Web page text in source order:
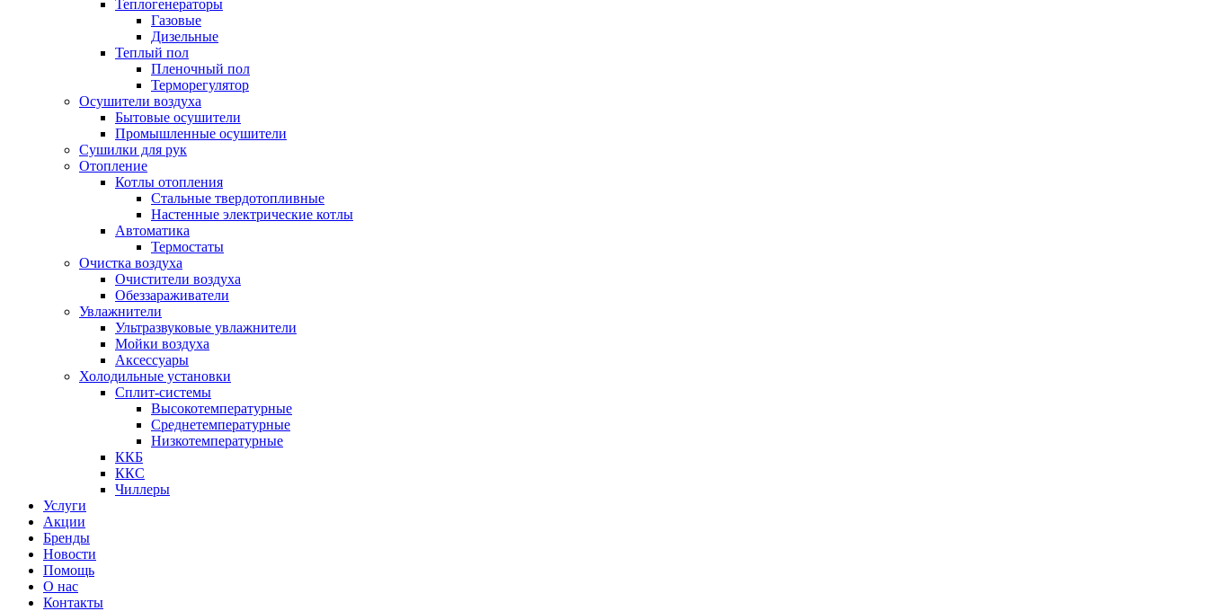
Теплогенераторы
Газовые
Дизельные
Теплый пол
Пленочный пол
Терморегулятор
Осушители воздуха
Бытовые осушители
Промышленные осушители
Сушилки для рук
Отопление
Котлы отопления
Стальные твердотопливные
Настенные электрические котлы
Автоматика
Термостаты
Очистка воздуха
Очистители воздуха
Обеззараживатели
Увлажнители
Ультразвуковые увлажнители
Мойки воздуха
Аксессуары
Холодильные установки
Сплит-системы
Высокотемпературные
Среднетемпературные
Низкотемпературные
ККБ
ККС
Чиллеры
Услуги
Акции
Бренды
Новости
Помощь
О нас
Контакты